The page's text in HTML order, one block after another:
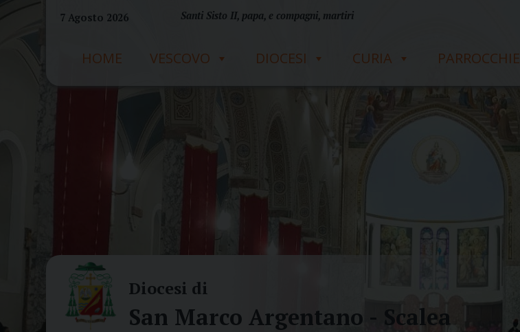
7 Agosto 2026 Santi Sisto II, papa, e compagni, martiri
HOME VESCOVO DIOCESI CURIA PARROCCHIE
Diocesi di
San Marco Argentano - Scalea